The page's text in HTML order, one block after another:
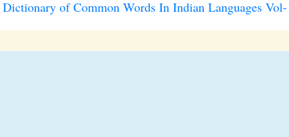
Dictionary of Common Words In Indian Languages